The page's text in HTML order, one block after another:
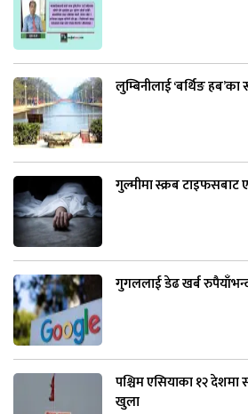
लुम्बिनीलाई ‘बर्थिङ
गुल्मीमा स्क्रब टाइफसबाट
गुगललाई डेढ खर्ब
पश्चिम एसियाका १२ देशमा
खुला